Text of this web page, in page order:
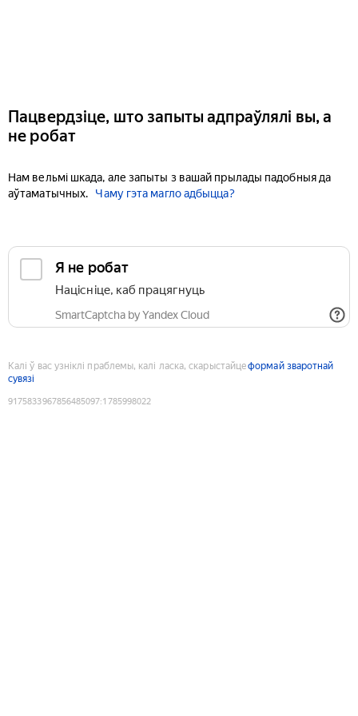
Пацвердзіце, што запыты адпраўлялі вы, а
не робат
Нам вельмі шкада, але запыты з вашай прылады падобныя да
аўтаматычных.
Чаму гэта магло адбыцца?
Я не робат
Націсніце, каб працягнуць
SmartCaptcha by Yandex Cloud
Калі ў вас узніклі праблемы, калі ласка, скарыстайцеформай зваротнай
сувязі
9175833967856485097:1785998022